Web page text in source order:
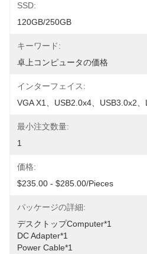
SSD:
120GB/250GB
キーワード:
卓上コンピュータの価格
インターフェイス:
VGA X1、USB2.0x4、USB3.0x2
最小注文数量:
1
価格:
$235.00 - $285.00/Pieces
パッケージの詳細:
デスクトップcomputer*1
DC Adapter*1
Power Cable*1